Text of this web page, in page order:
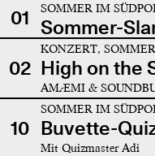
01 SOMMER IM
Sommer-
02
KONZERT,
High on the
AMÆMI &
10
SOMMER IM
Buvette-
Mit Quizmaster Adi